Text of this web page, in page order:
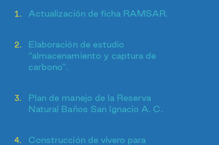
Actualización de ficha RAMSAR.
Elaboración de estudio
“almacenamiento y captura de
carbono”.
Plan de manejo de la Reserva
Natural Baños San Ignacio A. C.
Construcción de vivero para